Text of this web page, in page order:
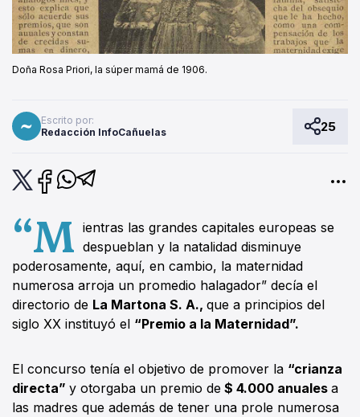
Doña Rosa Priori, la súper mamá de 1906.
Escrito por:
Redacción InfoCañuelas
25
“M ientras las grandes capitales europeas se
despueblan y la natalidad disminuye
poderosamente, aquí, en cambio, la maternidad
numerosa arroja un promedio halagador” decía el
directorio de La Martona S. A., que a principios del
siglo XX instituyó el “Premio a la Maternidad”.
El concurso tenía el objetivo de promover la “crianza
directa” y otorgaba un premio de $ 4.000 anuales a
las madres que además de tener una prole numerosa